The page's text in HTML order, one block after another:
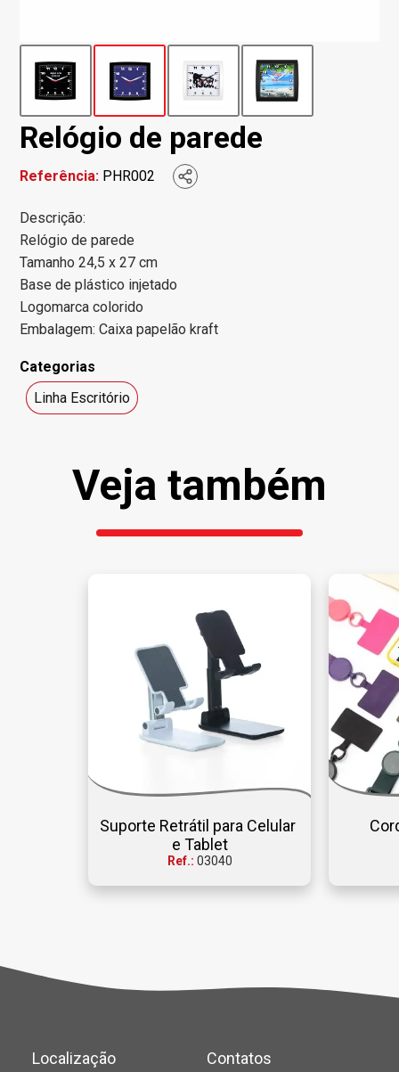
Relógio de parede
Referência: PHR002
Descrição:
Relógio de parede
Tamanho 24,5 x 27 cm
Base de plástico injetado
Logomarca colorido
Embalagem: Caixa papelão kraft
Categorias
Linha Escritório
Veja também
Suporte Retrátil para Celular
e Tablet
Ref.: 03040
Localização Contatos